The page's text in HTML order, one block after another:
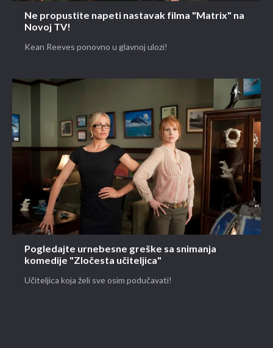
Ne propustite napeti nastavak filma "Matrix" na
Novoj TV!
Kean Reeves ponovno u glavnoj ulozi!
Pogledajte urnebesne greške sa snimanja
komedije "Zločesta učiteljica"
Učiteljica koja želi sve osim podučavati!